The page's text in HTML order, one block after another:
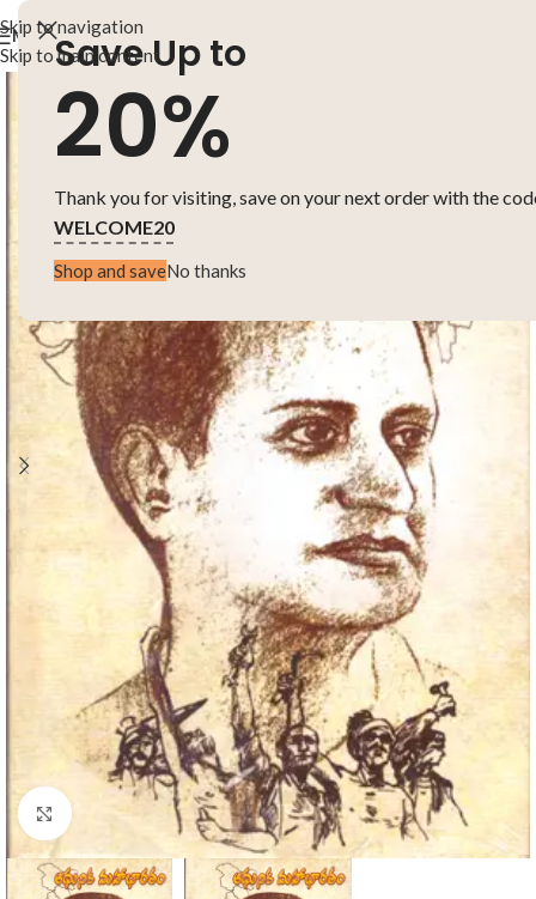
Skip to navigation
Skip to main content
Save Up to
20%
Thank you for visiting, save on your next order with the
WELCOME20
Shop and saveNo thanks
MENU
Click to enlarge